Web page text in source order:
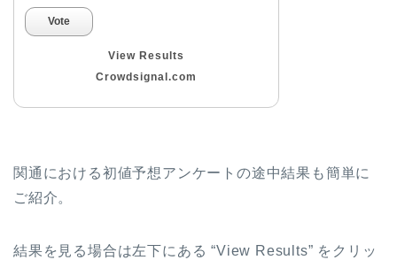
Vote
View Results
Crowdsignal.com
関通における初値予想アンケートの途中結果も簡単に
ご紹介。
結果を見る場合は左下にある “View Results” をクリッ